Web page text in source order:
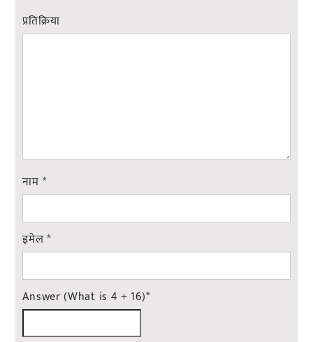
प्रतिक्रिया
नाम *
इमेल*
Answer (What is 4 + 16)*